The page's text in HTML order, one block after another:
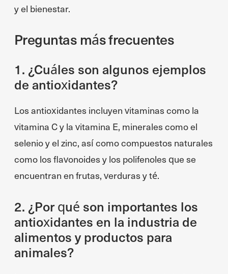
y el bienestar.
Preguntas más frecuentes
1. ¿Cuáles son algunos ejemplos
de antioxidantes?
Los antioxidantes incluyen vitaminas como la
vitamina C y la vitamina E, minerales como el
selenio y el zinc, así como compuestos naturales
como los flavonoides y los polifenoles que se
encuentran en frutas, verduras y té.
2. ¿Por qué son importantes los
antioxidantes en la industria de
alimentos y productos para
animales?